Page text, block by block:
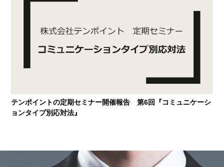
テンポイントの定期セミナー開催報告 第6回『コミュニケーシ
ョンタイプ別応対法』